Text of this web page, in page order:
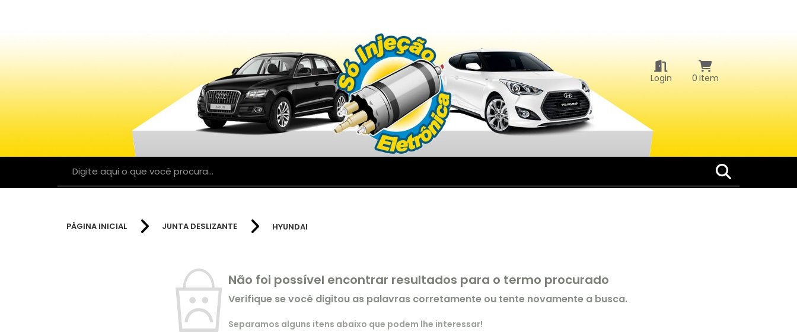
Login 0 Item
PÁGINA INICIAL JUNTA DESLIZANTE HYUNDAI
Não foi possível encontrar resultados para o termo procurado
Verifique se você digitou as palavras corretamente ou tente novamente a busca.
Separamos alguns itens abaixo que podem lhe interessar!